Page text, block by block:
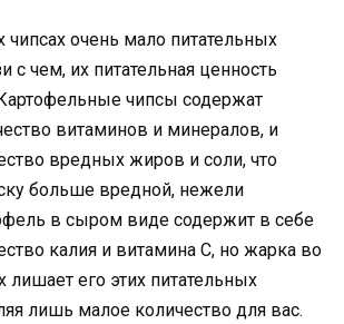
очень мало питательных
с чем, их питательная ценность
чипсы содержат
витаминов и минералов, и
вредных жиров и соли, что
больше вредной, нежели
в сыром виде содержит в себе
калия и витамина С, но жарка во
его этих питательных
лишь малое количество для вас.